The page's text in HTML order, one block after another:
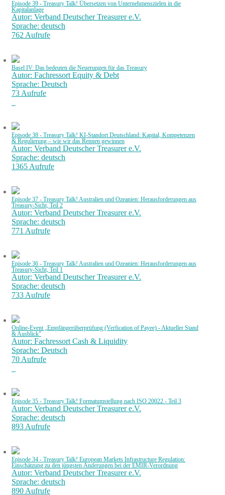
Episode 39 - Treasury Talk! Übersetzen von Unternehmenszielen in die
Kapitalanlage
Autor: Verband Deutscher Treasurer e.V.
Sprache: deutsch
762 Aufrufe
Basel IV: Das bedeuten die Neuerungen für das Treasury
Autor: Fachressort Equity & Debt
Sprache: Deutsch
73 Aufrufe
Episode 38 - Treasury Talk! KI-Standort Deutschland: Kapital, Kompetenzen
& Regulierung – wie wir das Rennen gewinnen
Autor: Verband Deutscher Treasurer e.V.
Sprache: deutsch
1365 Aufrufe
Episode 37 - Treasury Talk! Australien und Ozeanien: Herausforderungen aus
Treasury-Sicht, Teil 2
Autor: Verband Deutscher Treasurer e.V.
Sprache: deutsch
771 Aufrufe
Episode 36 - Treasury Talk! Australien und Ozeanien: Herausforderungen aus
Treasury-Sicht, Teil 1
Autor: Verband Deutscher Treasurer e.V.
Sprache: deutsch
733 Aufrufe
Online-Event „Empfängerüberprüfung (Verfication of Payee) - Aktueller Stand
& Ausblick”
Autor: Fachressort Cash & Liquidity
Sprache: Deutsch
70 Aufrufe
Episode 35 - Treasury Talk! Formatumstellung nach ISO 20022 - Teil 3
Autor: Verband Deutscher Treasurer e.V.
Sprache: deutsch
893 Aufrufe
Episode 34 - Treasury Talk! European Markets Infrastructure Regulation:
Einschätzung zu den jüngsten Änderungen bei der EMIR-Verordnung
Autor: Verband Deutscher Treasurer e.V.
Sprache: deutsch
890 Aufrufe